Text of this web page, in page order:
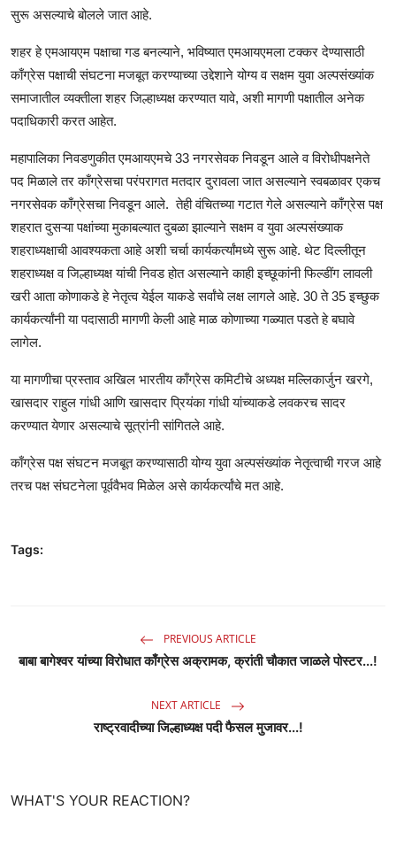
सुरू असल्याचे बोलले जात आहे.
शहर हे एमआयएम पक्षाचा गड बनल्याने, भविष्यात एमआयएमला टक्कर देण्यासाठी
काँग्रेस पक्षाची संघटना मजबूत करण्याच्या उद्देशाने योग्य व सक्षम युवा अल्पसंख्यांक
समाजातील व्यक्तीला शहर जिल्हाध्यक्ष करण्यात यावे, अशी मागणी पक्षातील अनेक
पदाधिकारी करत आहेत.
महापालिका निवडणुकीत एमआयएमचे 33 नगरसेवक निवडून आले व विरोधीपक्षनेते
पद मिळाले तर काँग्रेसचा परंपरागत मतदार दुरावला जात असल्याने स्वबळावर एकच
नगरसेवक काँग्रेसचा निवडून आले. तेही वंचितच्या गटात गेले असल्याने काँग्रेस पक्ष
शहरात दुसऱ्या पक्षांच्या मुकाबल्यात दुबळा झाल्याने सक्षम व युवा अल्पसंख्याक
शहराध्यक्षाची आवश्यकता आहे अशी चर्चा कार्यकर्त्यांमध्ये सुरू आहे. थेट दिल्लीतून
शहराध्यक्ष व जिल्हाध्यक्ष यांची निवड होत असल्याने काही इच्छूकांनी फिल्डींग लावली
खरी आता कोणाकडे हे नेतृत्व येईल याकडे सर्वांचे लक्ष लागले आहे. 30 ते 35 इच्छुक
कार्यकर्त्यांनी या पदासाठी मागणी केली आहे माळ कोणाच्या गळ्यात पडते हे बघावे
लागेल.
या मागणीचा प्रस्ताव अखिल भारतीय काँग्रेस कमिटीचे अध्यक्ष मल्लिकार्जुन खरगे,
खासदार राहुल गांधी आणि खासदार प्रियंका गांधी यांच्याकडे लवकरच सादर
करण्यात येणार असल्याचे सूत्रांनी सांगितले आहे.
काँग्रेस पक्ष संघटन मजबूत करण्यासाठी योग्य युवा अल्पसंख्यांक नेतृत्वाची गरज आहे
तरच पक्ष संघटनेला पूर्ववैभव मिळेल असे कार्यकर्त्यांचे मत आहे.
Tags:
PREVIOUS ARTICLE
बाबा बागेश्वर यांच्या विरोधात काँग्रेस अक्रामक, क्रांती चौकात जाळले पोस्टर...!
NEXT ARTICLE
राष्ट्रवादीच्या जिल्हाध्यक्ष पदी फैसल मुजावर...!
WHAT'S YOUR REACTION?